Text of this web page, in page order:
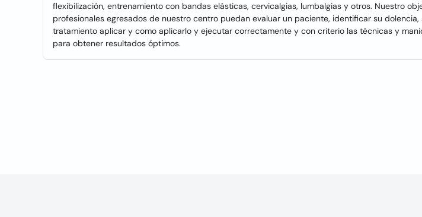
flexibilización, entrenamiento con bandas elásticas, cervicalgias, lumbalgias y otros. Nuestro
profesionales egresados de nuestro centro puedan evaluar un paciente, identificar su dolencia,
tratamiento aplicar y como aplicarlo y ejecutar correctamente y con criterio las técnicas y
para obtener resultados óptimos.